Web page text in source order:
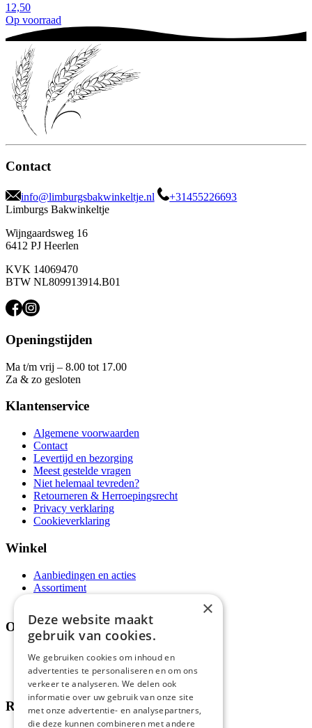
12,50
Op voorraad
Contact
info@limburgsbakwinkeltje.nl
+31455226693
Limburgs Bakwinkeltje
Wijngaardsweg 16
6412 PJ Heerlen
KVK 14069470
BTW NL809913914.B01
Openingstijden
Ma t/m vrij – 8.00 tot 17.00
Za & zo gesloten
Klantenservice
Algemene voorwaarden
Contact
Levertijd en bezorging
Meest gestelde vragen
Niet helemaal tevreden?
Retourneren & Herroepingsrecht
Privacy verklaring
Cookieverklaring
Winkel
Aanbiedingen en acties
Assortiment
Over ons
Wie zijn wij?
Recepten
Tips
Recensies
×
Deze website maakt
gebruik van cookies.
We gebruiken cookies om inhoud en
advertenties te personaliseren en om ons
verkeer te analyseren. We delen ook
informatie over uw gebruik van onze site
met onze advertentie- en analysepartners,
die deze kunnen combineren met andere